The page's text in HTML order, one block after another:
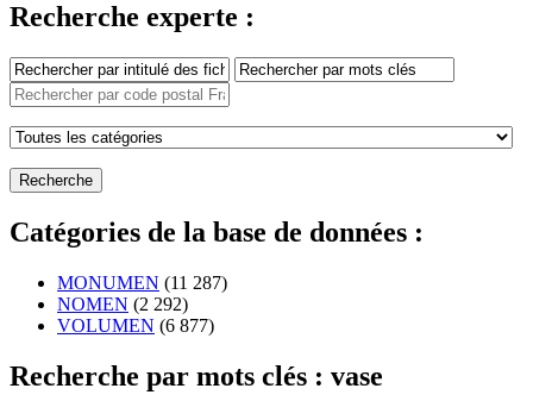
Recherche experte :
Catégories de la base de données :
MONUMEN (11 287)
NOMEN (2 292)
VOLUMEN (6 877)
Recherche par mots clés : vase